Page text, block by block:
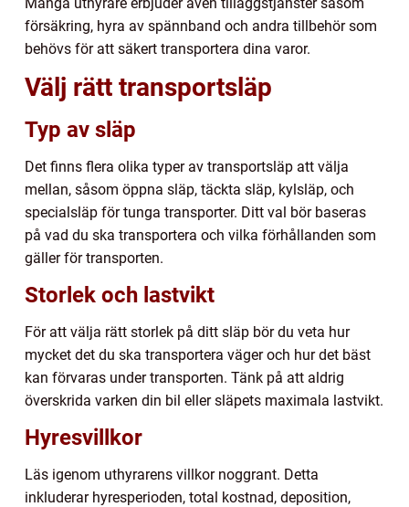
försäkring, hyra av spännband och andra tillbehör som
behövs för att säkert transportera dina varor.
Välj rätt transportsläp
Typ av släp
Det finns flera olika typer av transportsläp att välja
mellan, såsom öppna släp, täckta släp, kylsläp, och
specialsläp för tunga transporter. Ditt val bör baseras
på vad du ska transportera och vilka förhållanden som
gäller för transporten.
Storlek och lastvikt
För att välja rätt storlek på ditt släp bör du veta hur
mycket det du ska transportera väger och hur det bäst
kan förvaras under transporten. Tänk på att aldrig
överskrida varken din bil eller släpets maximala lastvikt.
Hyresvillkor
Läs igenom uthyrarens villkor noggrant. Detta
inkluderar hyresperioden, total kostnad, deposition,